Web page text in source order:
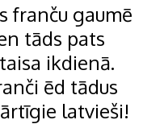
franču gaumē
tāds pats
ikdienā.
ēd tādus
latvieši!